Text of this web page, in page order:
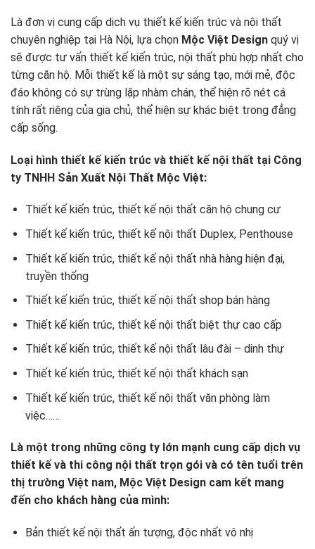
Là đơn vị cung cấp dịch vụ thiết kế kiến trúc và nội thất
chuyên nghiệp tại Hà Nội, lựa chọn Mộc Việt Design quý vị
sẽ được tư vấn thiết kế kiến trúc, nội thất phù hợp nhất cho
từng căn hộ. Mỗi thiết kế là một sự sáng tạo, mới mẻ, độc
đáo không có sự trùng lặp nhàm chán, thể hiện rõ nét cá
tính rất riêng của gia chủ, thể hiện sự khác biệt trong đẳng
cấp sống.
Loại hình thiết kế kiến trúc và thiết kế nội thất tại Công
ty TNHH Sản Xuất Nội Thất Mộc Việt:
Thiết kế kiến trúc, thiết kế nội thất căn hộ chung cư
Thiết kế kiến trúc, thiết kế nội thất Duplex, Penthouse
Thiết kế kiến trúc, thiết kế nội thất nhà hàng hiện đại,
truyền thống
Thiết kế kiến trúc, thiết kế nội thất shop bán hàng
Thiết kế kiến trúc, thiết kế nội thất biệt thự cao cấp
Thiết kế kiến trúc, thiết kế nội thất lâu đài – dinh thự
Thiết kế kiến trúc, thiết kế nội thất khách sạn
Thiết kế kiến trúc, thiết kế nội thất văn phòng làm
việc……
Là một trong những công ty lớn mạnh cung cấp dịch vụ
thiết kế và thi công nội thất trọn gói và có tên tuổi trên
thị trường Việt nam, Mộc Việt Design cam kết mang
đến cho khách hàng của mình:
Bản thiết kế nội thất ấn tượng, độc nhất vô nhị